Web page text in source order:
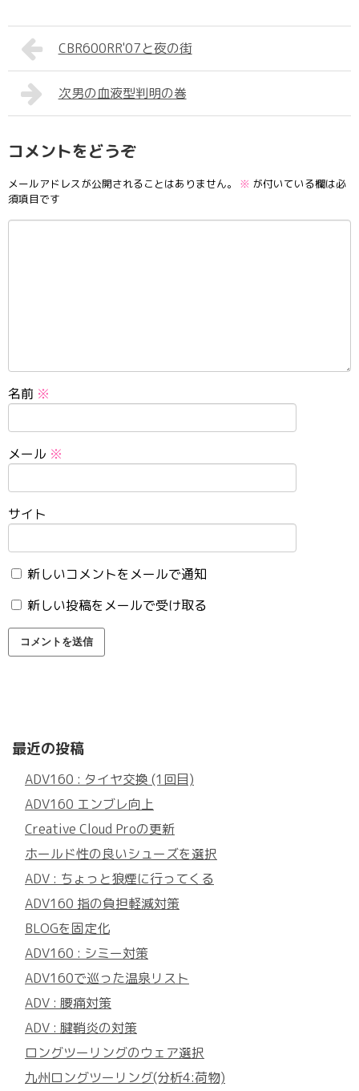
CBR600RR'07と夜の街
次男の血液型判明の巻
コメントをどうぞ
メールアドレスが公開されることはありません。 ※ が付いている欄は必
須項目です
名前 ※
メール ※
サイト
新しいコメントをメールで通知
新しい投稿をメールで受け取る
最近の投稿
ADV160 : タイヤ交換 (1回目)
ADV160 エンブレ向上
Creative Cloud Proの更新
ホールド性の良いシューズを選択
ADV : ちょっと狼煙に行ってくる
ADV160 指の負担軽減対策
BLOGを固定化
ADV160 : シミー対策
ADV160で巡った温泉リスト
ADV : 腰痛対策
ADV : 腱鞘炎の対策
ロングツーリングのウェア選択
九州ロングツーリング(分析4:荷物)